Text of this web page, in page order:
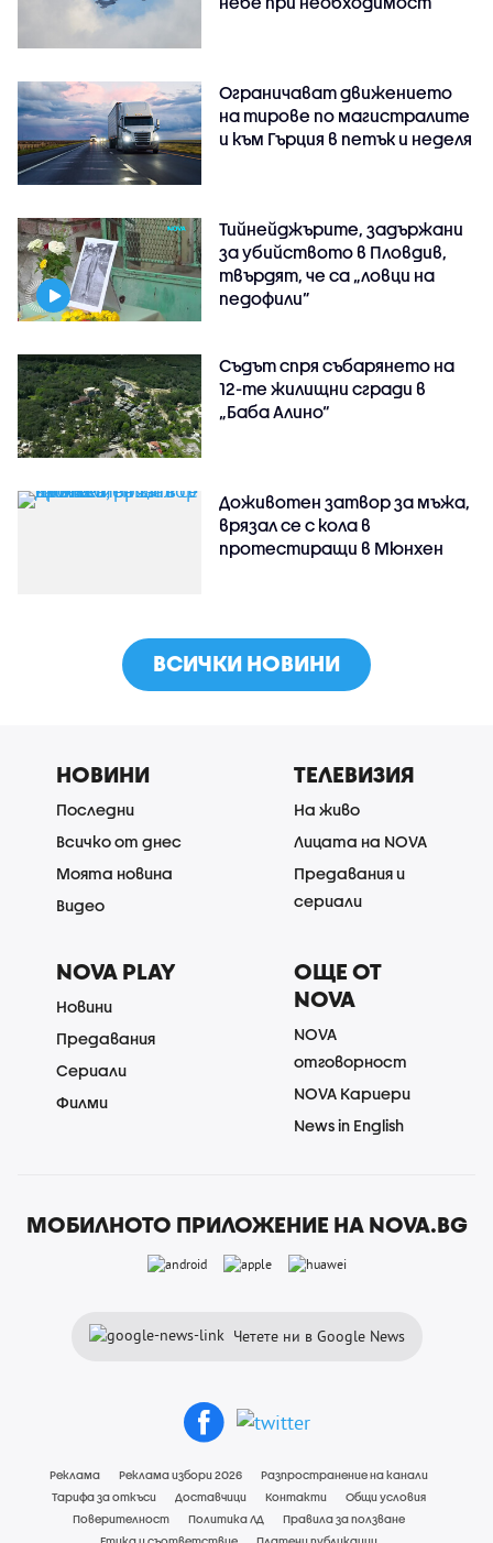
Ограничават движението
на тирове по магистралите
и към Гърция в петък и неделя
Тийнейджърите, задържани
за убийството в Пловдив,
твърдят, че са „ловци на
педофили”
Съдът спря събарянето на
12-те жилищни сгради в
„Баба Алино“
Доживотен затвор за мъжа,
врязал се с кола в
протестиращи в Мюнхен
ВСИЧКИ НОВИНИ
НОВИНИ
Последни
Всичко от днес
Моята новина
Видео
ТЕЛЕВИЗИЯ
На живо
Лицата на NOVA
Предавания и
сериали
NOVA PLAY
Новини
Предавания
Сериали
Филми
ОЩЕ ОТ
NOVA
NOVA
отговорност
NOVA Кариери
News in English
МОБИЛНОТО ПРИЛОЖЕНИЕ НА NOVA.BG
Четете ни в Google News
Реклама Реклама избори 2026
Разпространение на канали
Тарифа за откъси
Доставчици Контакти
Общи условия
Поверителност
Политика ЛД
Правила за ползване